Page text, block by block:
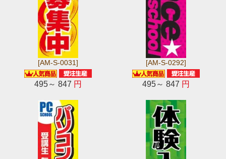
[AM-S-0031]
495～ 847 円
[AM-S-0292]
495～ 847 円